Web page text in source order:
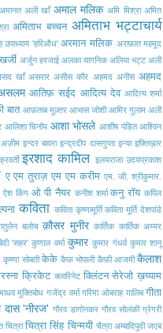
अमानत अली खाँ अमाल मलिक अमि मिश्रा अमित
अमिताभ बच्चन अमिताभ भट्टाचार्य
उपाध्याय 'हरिऔध' अरमान मलिक अराफ़ात महमूद
अर्जुन हरजाई अलका यागनिक अलिया भट्ट अली
खाँ असरार असीस कौर अहमद अनीस अहमद
आतिफ़ सईद आदित्य देव आदित्य शर्मा
बात आफ़ताब मुज़्तर आभास जोशी आमिर गुलाम अली
आलिशा चिनॉय आशा भोसले आशीष पंडित आश्विन
इन्दर बावरा इन्द्रदीप दासगुप्ता इन्या इफ़्तिख़ार
इरशाद कामिल इलयराजा उदयप्रकाश
ए एम तुराज़ एम एम करीम एम. जी. श्रीकुमार.
ऐश किंग ओ पी नैयर कनीश शर्मा कनु रॉय कपिल
कविता कविता कृष्णामूर्ति कविता मूर्ति देशपांडे
बलोच क़ौसर मुनीर कार्तिक कार्तिक अय्यर
'सहर' कुणाल वर्मा कुमार कुमार गंधर्व कुमार शानू
कृष्णा सोबती केके कैफ़ भोपाली कैफ़ी आजमी कैलाश
क्रिकेट क्लारिनेट क्लिंटन सेरेजो ख़य्याम
मुक्तिबोध गजेंद्र वर्मा गरिमा ओबराह ग़ालिब गीता
दास 'नीरज' गौरव डागोनकर गौरव सोलंकी ग्रेगरी
चित्रा चित्रा सिंह चिन्मयी चैत्रा अम्बादिपुदी जएब